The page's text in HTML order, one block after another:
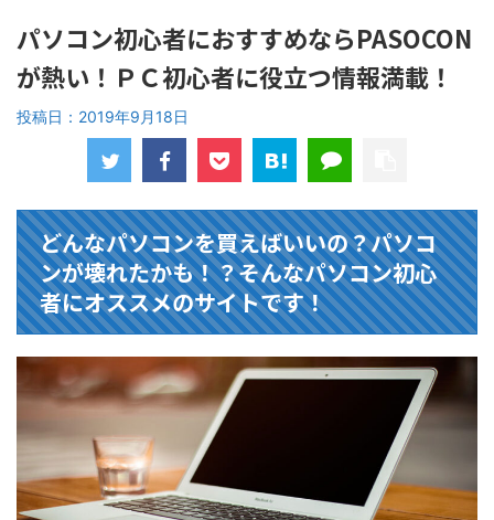
パソコン初心者におすすめならPASOCON
が熱い！ＰＣ初心者に役立つ情報満載！
投稿日： 2019年9月18日
どんなパソコンを買えばいいの？パソコ
ンが壊れたかも！？そんなパソコン初心
者にオススメのサイトです！